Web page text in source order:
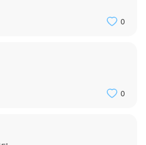
거리고 있었다.(375쪽)
단순히 근미래의 가상 전쟁을 그린 SF
나 끔찍함을 넘어 다음과 같은 질문들
계는 얼마나 많은 희생으로 구축되었
0
0